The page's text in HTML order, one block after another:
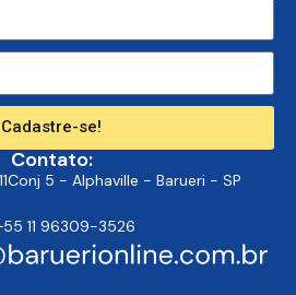
Cadastre-se!
Contato:
5 - Alphaville - Barueri - SP
11 96309-3526